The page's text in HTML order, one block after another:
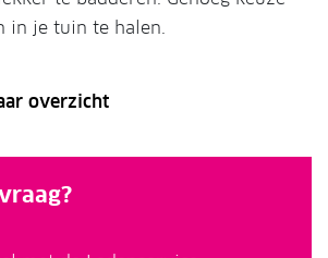
in je tuin te halen.
overzicht